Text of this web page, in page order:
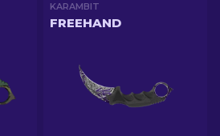
KARAMBIT
FREEHAND